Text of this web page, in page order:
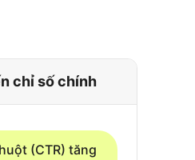
chỉ số chính
(CTR) tăng